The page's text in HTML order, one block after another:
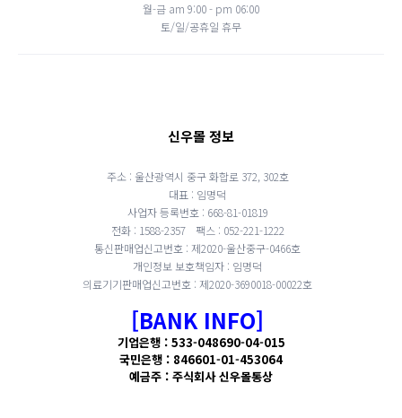
월-금 am 9:00 - pm 06:00
토/일/공휴일 휴무
신우몰 정보
주소 : 울산광역시 중구 화합로 372, 302호
대표 : 임명덕
사업자 등록번호 : 668-81-01819
전화 : 1588-2357
팩스 : 052-221-1222
통신판매업신고번호 : 제2020-울산중구-0466호
개인정보 보호책임자 : 임명덕
의료기기판매업신고번호 : 제2020-3690018-00022호
[BANK INFO]
기업은행 : 533-048690-04-015
국민은행 : 846601-01-453064
예금주 : 주식회사 신우몰통상